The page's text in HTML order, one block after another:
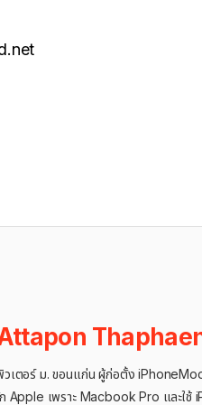
วเตอร์ ม. ขอนแก่น ผู้ก่อตั้ง
เพราะ Macbook Pro และใช้